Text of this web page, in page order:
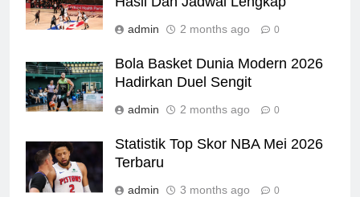
admin 2 months ago 0
Bola Basket Dunia Modern 2026
Hadirkan Duel Sengit
admin 2 months ago 0
Statistik Top Skor NBA Mei 2026
Terbaru
admin 3 months ago 0